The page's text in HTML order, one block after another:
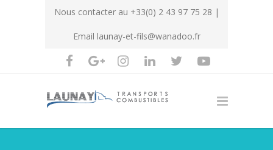
Nous contacter au +33(0) 2 43 97 75 28 |
Email launay-et-fils@wanadoo.fr